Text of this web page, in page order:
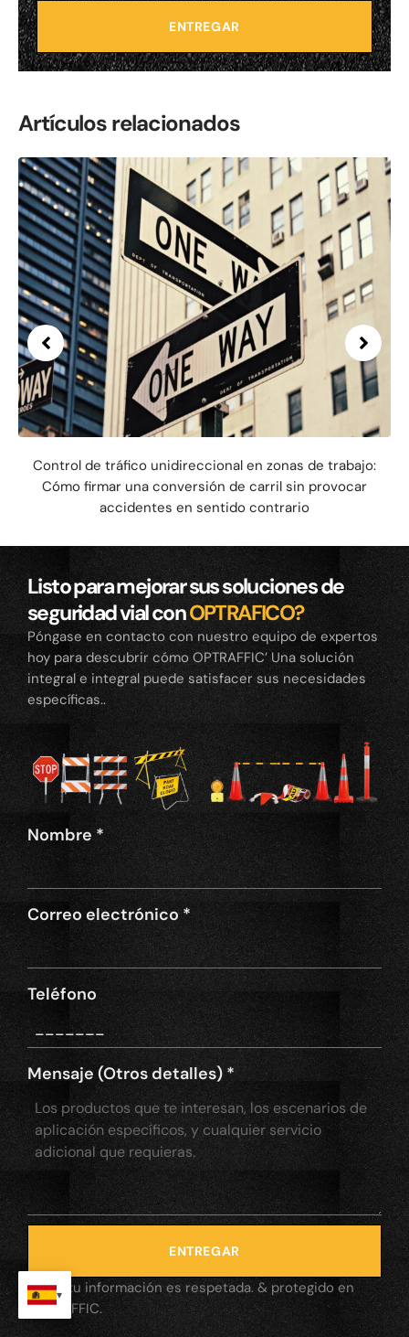
ENTREGAR
Artículos relacionados
Control de tráfico unidireccional en zonas de trabajo:
Cómo firmar una conversión de carril sin provocar
accidentes en sentido contrario
Listo para mejorar sus soluciones de
seguridad vial conOPTRAFICO?
Póngase en contacto con nuestro equipo de expertos
hoy para descubrir cómo OPTRAFFIC’ Una solución
integral e integral puede satisfacer sus necesidades
específicas..
Nombre *
Correo electrónico *
Teléfono
Mensaje (Otros detalles) *
ENTREGAR
*Toda tu información es respetada. & protegido en
OPTRAFFIC.